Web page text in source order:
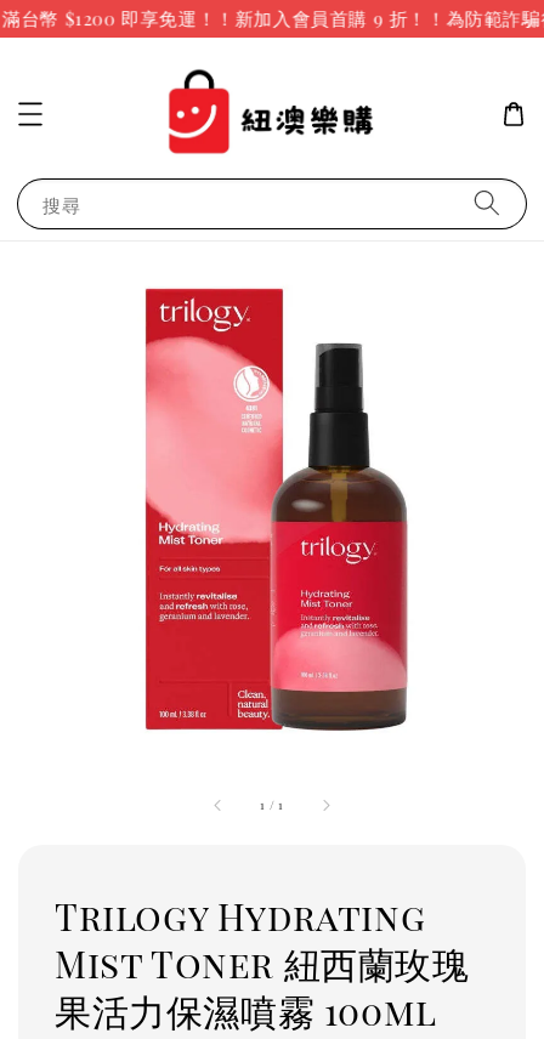
台幣 $1200 即享免運！！新加入會員首購 9 折！！ 為防範詐
搜尋
1 /1
Trilogy Hydrating
Mist Toner 紐西蘭玫瑰
果活力保濕噴霧 100ml